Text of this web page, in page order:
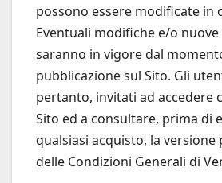
possono essere modificate in
Eventuali modifiche e/o
saranno in vigore dal
pubblicazione sul Sito. Gli
pertanto, invitati ad accedere
Sito ed a consultare, prima di
qualsiasi acquisto, la
delle Condizioni Generali di